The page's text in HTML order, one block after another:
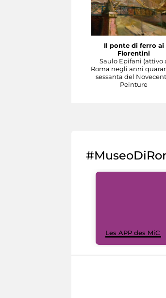
Il ponte di ferro ai
Fiorentini
Saulo Epifani (attivo
Roma negli anni
sessanta del
Peinture
Les APP des MiC